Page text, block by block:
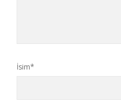
İsim*